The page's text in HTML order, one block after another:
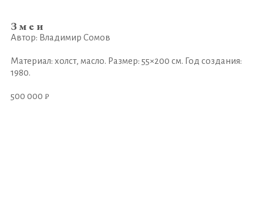
Змеи
Автор: Владимир Сомов
Материал: холст, масло. Размер: 55×200 см. Год создания:
1980.
500 000 ₽